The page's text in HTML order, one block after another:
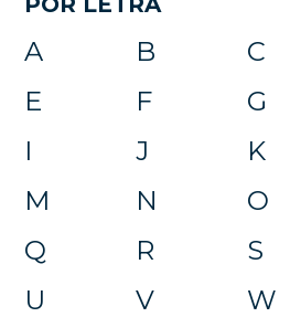
A B C
E
F G
I
J K
M
N O
Q
R S
U
V W